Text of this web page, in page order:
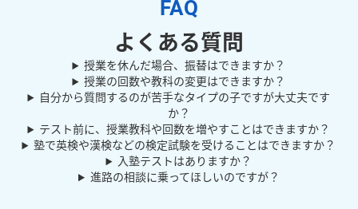
よくある質問
授業を休んだ場合、振替はできますか？
授業の回数や教科の変更はできますか？
自分から質問するのが苦手なタイプの子ですが大丈夫です
か？
テスト前に、授業教科や回数を増やすことはできますか？
塾で英検や漢検などの検定試験を受けることはできますか？
入塾テストはありますか？
進路の相談に乗ってほしいのですが？